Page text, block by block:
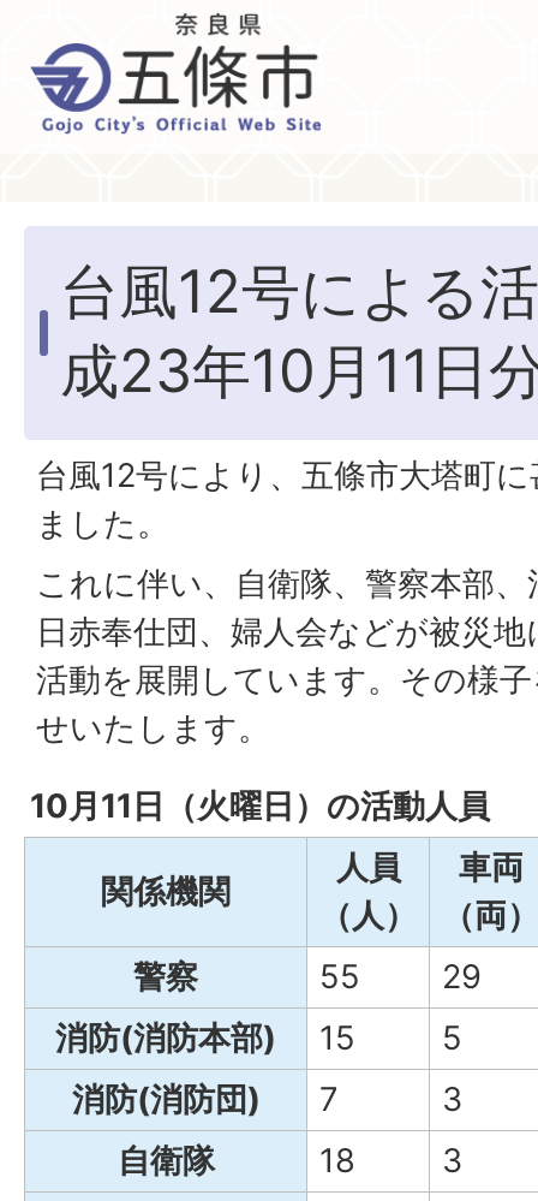
台風12号による
成23年10月11日
台風12号により、五條市大塔町
ました。
これに伴い、自衛隊、警察本部
日赤奉仕団、婦人会などが被災
活動を展開しています。その様
せいたします。
10月11日（火曜日）の活動人員
関係機関
人員
（人）
車両
（両）
警察
55
29
消防(消防本部)
15
5
消防(消防団)
7
3
自衛隊
18
3